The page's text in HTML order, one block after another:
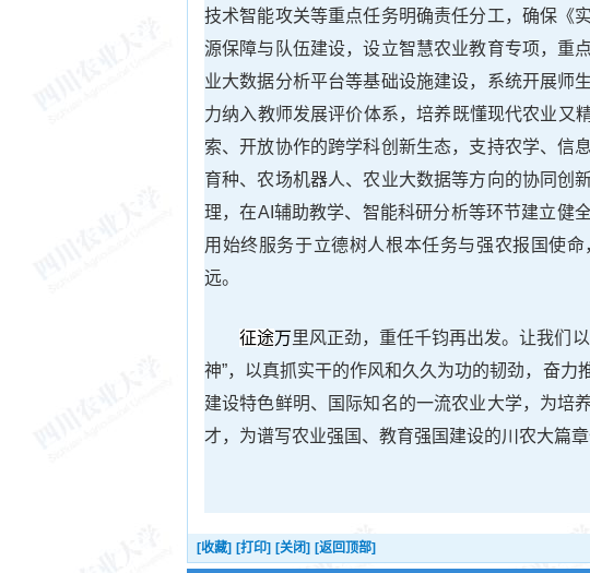
技术智能攻关等重点任务明确责任分工，确保《
源保障与队伍建设，设立智慧农业教育专项，重
业大数据分析平台等基础设施建设，系统开展师
力纳入教师发展评价体系，培养既懂现代农业又
索、开放协作的跨学科创新生态，支持农学、信
育种、农场机器人、农业大数据等方向的协同创
理，在AI辅助教学、智能科研分析等环节建立健
用始终服务于立德树人根本任务与强农报国使
远。
征途万里风正劲，重任千钧再出发。让我们
神”，以真抓实干的作风和久久为功的韧劲，奋力
建设特色鲜明、国际知名的一流农业大学，为培
才，为谱写农业强国、教育强国建设的川农大篇章
[收藏] [打印] [关闭] [返回顶部]